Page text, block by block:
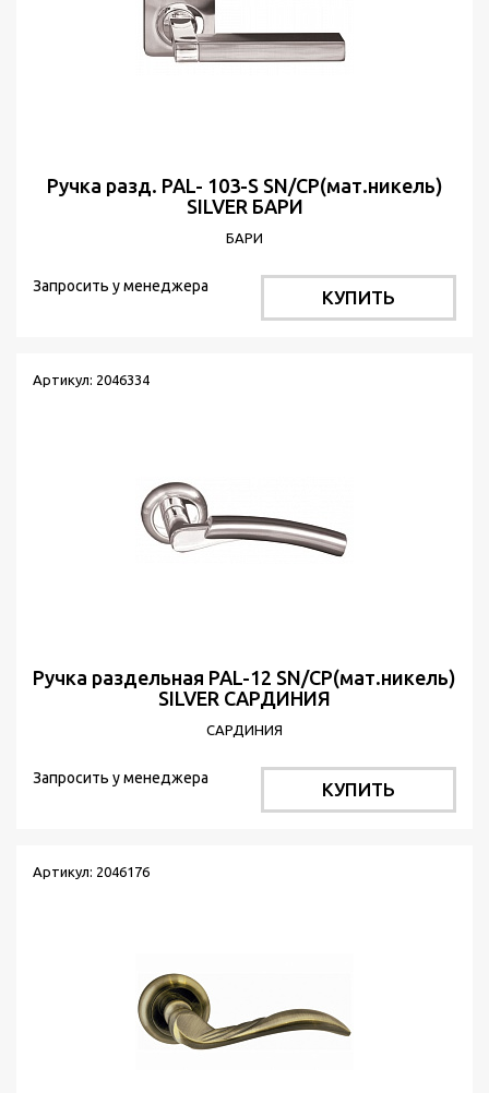
Ручка разд. PAL- 103-S SN/CP(мат.никель)
SILVER БАРИ
БАРИ
Запросить у менеджера
КУПИТЬ
Артикул: 2046334
Ручка раздельная PAL-12 SN/CP(мат.никель)
SILVER САРДИНИЯ
САРДИНИЯ
Запросить у менеджера
КУПИТЬ
Артикул: 2046176